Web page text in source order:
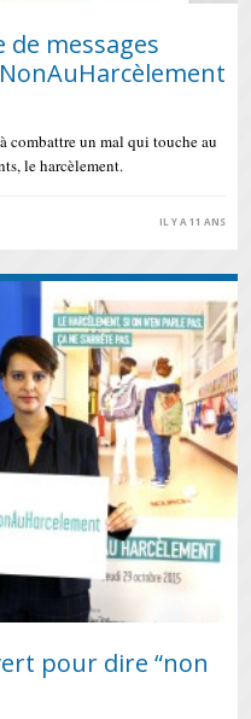
messages
combattre un mal qui touche au
le harcèlement.
IL Y A 11 ANS
pour dire “non